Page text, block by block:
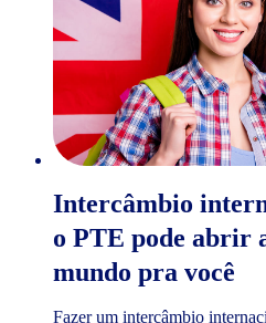
Intercâmbio
o PTE pode abrir
mundo pra você
Fazer um intercâmbio